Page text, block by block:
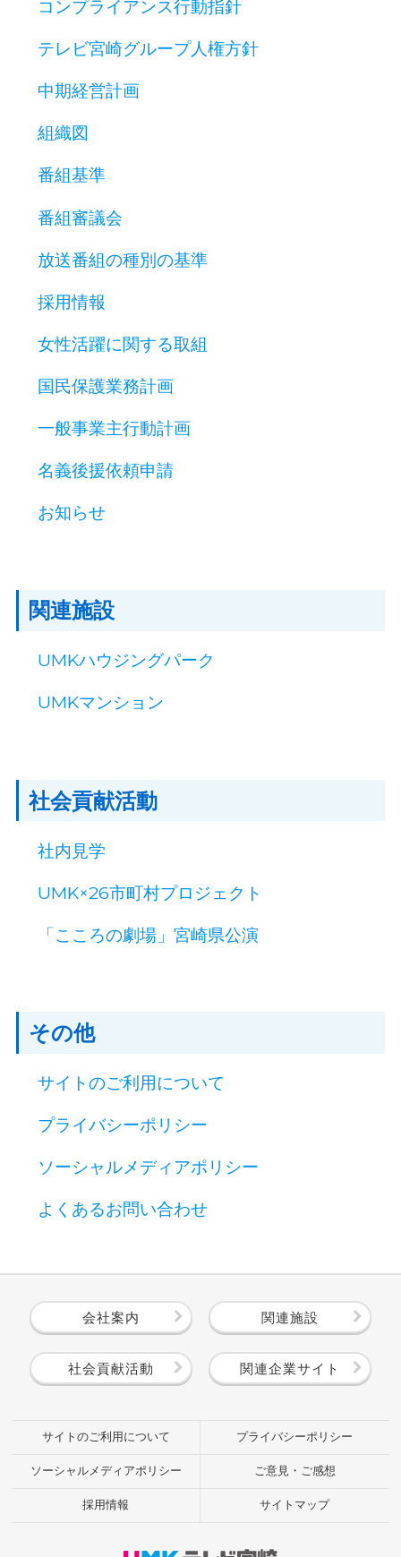
コンプライアンス行動指針
テレビ宮崎グループ人権方針
中期経営計画
組織図
番組基準
番組審議会
放送番組の種別の基準
採用情報
女性活躍に関する取組
国民保護業務計画
一般事業主行動計画
名義後援依頼申請
お知らせ
関連施設
UMKハウジングパーク
UMKマンション
社会貢献活動
社内見学
UMK×26市町村プロジェクト
「こころの劇場」宮崎県公演
その他
サイトのご利用について
プライバシーポリシー
ソーシャルメディアポリシー
よくあるお問い合わせ
会社案内 関連施設
社会貢献活動 関連企業サイト
サイトのご利用について プライバシーポリシー
ソーシャルメディアポリシー ご意見・ご感想
採用情報 サイトマップ